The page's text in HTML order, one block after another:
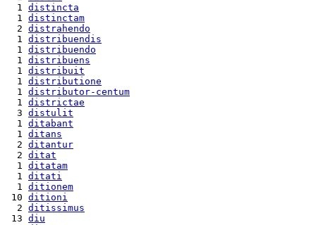
  1
distincta
  1
distinctam
  2
distrahendo
  1
distribuendis
  1
distribuendo
  1
distribuens
  1
distribuit
  1
distributione
  1
distributor-centum
  1
districtae
  3
distulit
  1
ditabant
  1
ditans
  2
ditantur
  2
ditat
  1
ditatam
  1
ditati
  1
ditionem
10 ditioni
  2
ditissimus
13 diu